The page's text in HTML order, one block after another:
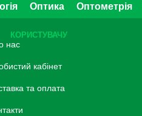
Оптика Оптометрія
КОРИСТУВАЧУ
нас
кабінет
та оплата